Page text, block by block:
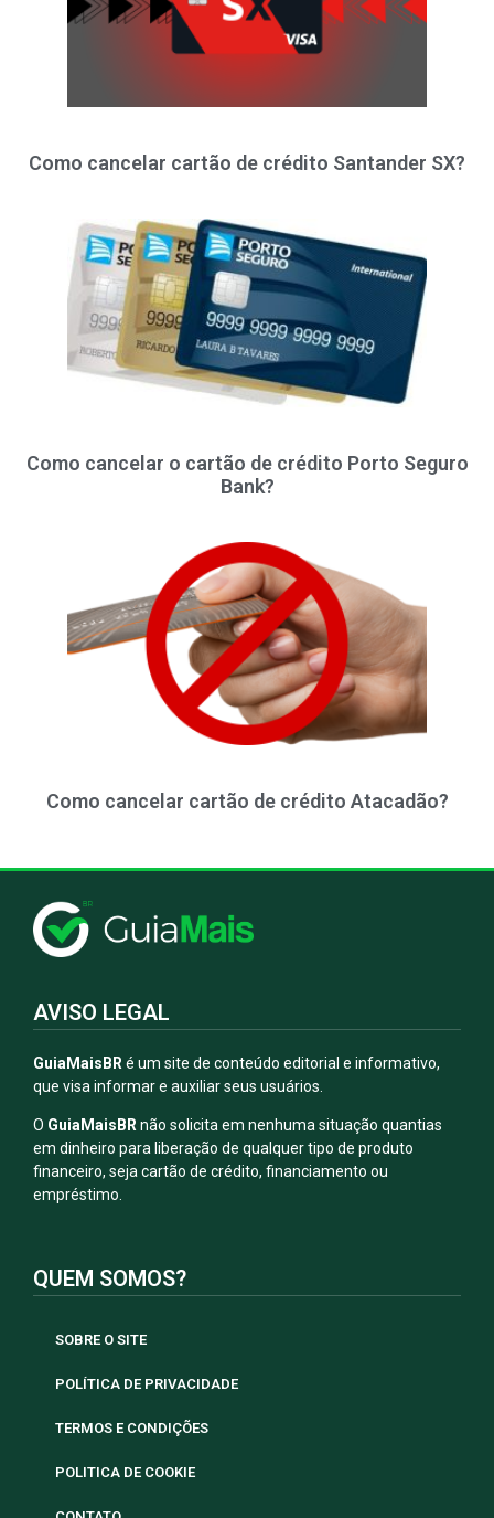
Como cancelar cartão de crédito Santander SX?
Como cancelar o cartão de crédito Porto Seguro
Bank?
Como cancelar cartão de crédito Atacadão?
AVISO LEGAL
GuiaMaisBR é um site de conteúdo editorial e informativo,
que visa informar e auxiliar seus usuários.
O GuiaMaisBR não solicita em nenhuma situação quantias
em dinheiro para liberação de qualquer tipo de produto
financeiro, seja cartão de crédito, financiamento ou
empréstimo.
QUEM SOMOS?
SOBRE O SITE
POLÍTICA DE PRIVACIDADE
TERMOS E CONDIÇÕES
POLITICA DE COOKIE